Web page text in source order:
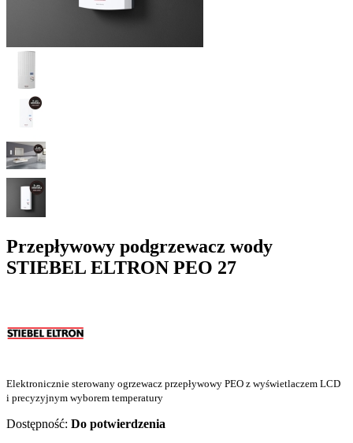
Przepływowy podgrzewacz wody
STIEBEL ELTRON PEO 27
Elektronicznie sterowany ogrzewacz przepływowy PEO z wyświetlaczem LCD
i precyzyjnym wyborem temperatury
Dostępność: Do potwierdzenia